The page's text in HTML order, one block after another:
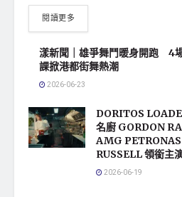
閱讀更多
漾新聞｜雄爭舞鬥暖身開跑 4
課掀港都街舞熱潮
2026-06-23
DORITOS
名廚 GORDON
AMG
RUSSELL 領銜主
2026-06-19